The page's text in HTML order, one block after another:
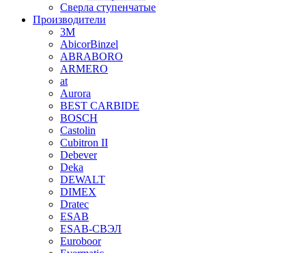
Сверла ступенчатые
Производители
3M
AbicorBinzel
ABRABORO
ARMERO
at
Aurora
BEST CARBIDE
BOSCH
Castolin
Cubitron II
Debever
Deka
DEWALT
DIMEX
Dratec
ESAB
ESAB-СВЭЛ
Euroboor